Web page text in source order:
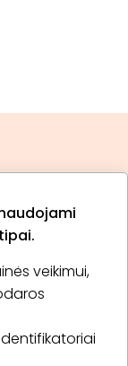
veikimui,